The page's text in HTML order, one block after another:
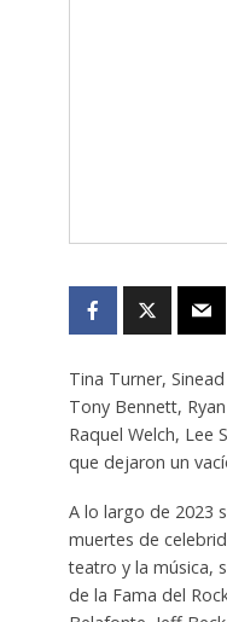
Tina Turner, Sinead
Tony Bennett,
Raquel Welch, Lee
que dejaron un
A lo largo de 2023
muertes de
teatro y la música,
de la Fama del